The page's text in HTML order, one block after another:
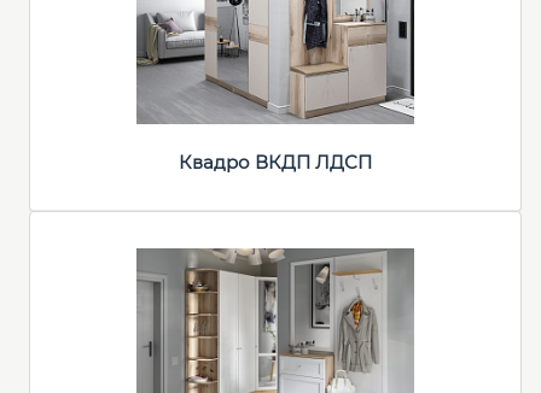
Квадро ВКДП ЛДСП